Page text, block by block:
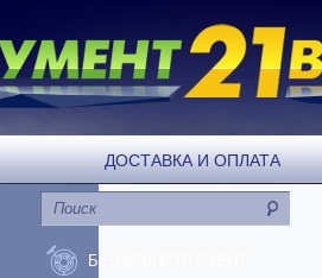
ДОСТАВКА И ОПЛАТА
БЕНЗОИНСТРУМЕНТ